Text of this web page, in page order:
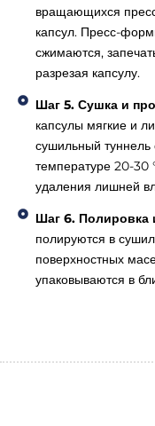
вращающихся
капсул. Пресс-
сжимаются,
разрезая капсулу.
Шаг 5. Сушка и
капсулы мягкие и
сушильный
температуре 20-30
удаления лишней
Шаг 6. Полировка
полируются в
поверхностных
упаковываются в